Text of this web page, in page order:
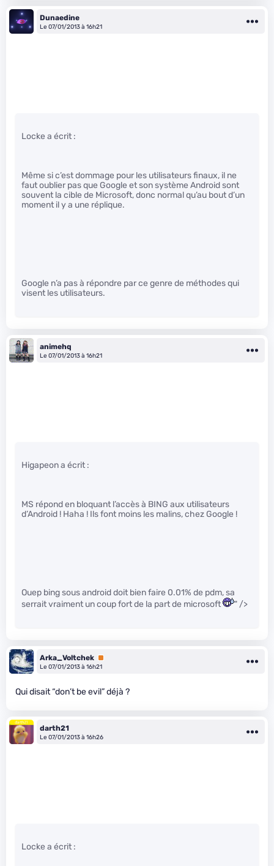
Dunaedine
Le 07/01/2013 à 16h21
Locke a écrit :
Même si c’est dommage pour les utilisateurs finaux, il ne
faut oublier pas que Google et son système Android sont
souvent la cible de Microsoft, donc normal qu’au bout d’un
moment il y a une réplique.
Google n’a pas à répondre par ce genre de méthodes qui
visent les utilisateurs.
animehq
Le 07/01/2013 à 16h21
Higapeon a écrit :
MS répond en bloquant l’accès à BING aux utilisateurs
d’Android ! Haha ! Ils font moins les malins, chez Google !
Ouep bing sous android doit bien faire 0.01% de pdm, sa
serrait vraiment un coup fort de la part de microsoft
" />
Arka_Voltchek Premium
Le 07/01/2013 à 16h21
Qui disait “don’t be evil” déjà ?
darth21
Le 07/01/2013 à 16h26
Locke a écrit :